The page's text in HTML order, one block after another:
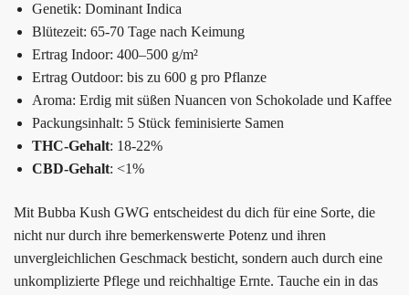
Genetik: Dominant Indica
Blütezeit: 65-70 Tage nach Keimung
Ertrag Indoor: 400–500 g/m²
Ertrag Outdoor: bis zu 600 g pro Pflanze
Aroma: Erdig mit süßen Nuancen von Schokolade und Kaffee
Packungsinhalt: 5 Stück feminisierte Samen
THC-Gehalt: 18-22%
CBD-Gehalt: <1%
Mit Bubba Kush GWG entscheidest du dich für eine Sorte, die
nicht nur durch ihre bemerkenswerte Potenz und ihren
unvergleichlichen Geschmack besticht, sondern auch durch eine
unkomplizierte Pflege und reichhaltige Ernte. Tauche ein in das